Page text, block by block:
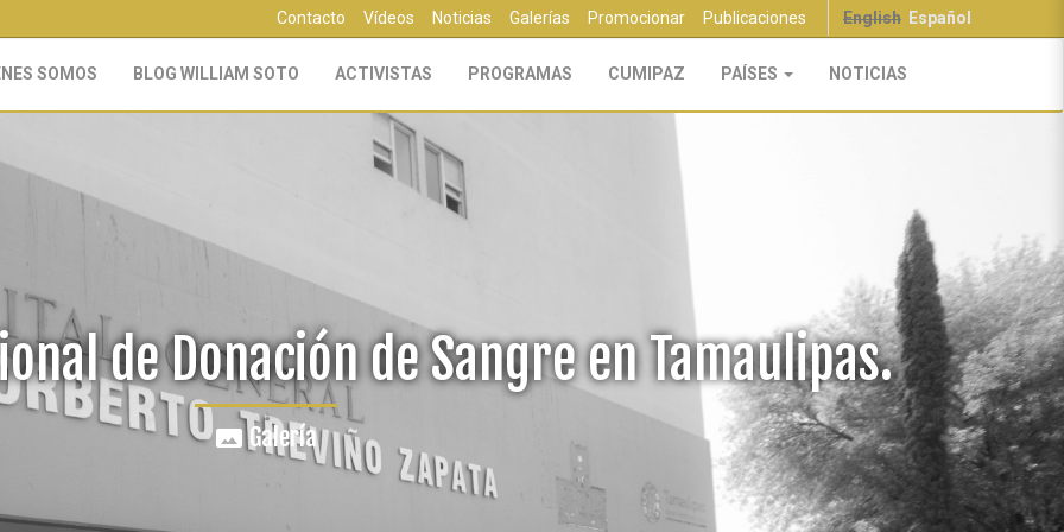
English Español
Contacto Vídeos Noticias Galerías Promocionar Publicaciones
SOMOS BLOG WILLIAM SOTO ACTIVISTAS PROGRAMAS CUMIPAZ PAÍSES NOTICIAS
de Donación de Sangre en Tamaulipas.
panoramaGalería